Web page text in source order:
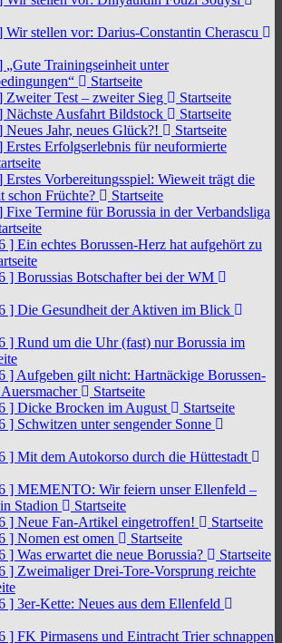
Wir stellen vor: Darius-Constantin Cherascu
„Gute Trainingseinheit unter
Startseite
Zweiter Test – zweiter Sieg
Startseite
Nächste Ausfahrt Bildstock
Startseite
Neues Jahr, neues Glück?!
Startseite
Erstes Erfolgserlebnis für neuformierte
Erstes Vorbereitungsspiel: Wieweit trägt die
schon Früchte?
Startseite
Fixe Termine für Borussia in der Verbandsliga
] Ein echtes Borussen-Herz hat aufgehört zu
] Borussias Botschafter bei der WM
] Die Gesundheit der Aktiven im Blick
] Rund um die Uhr (fast) nur Borussia im
] Aufgeben gilt nicht: Hartnäckige Borussen-
Startseite
] Dicke Brocken im August
Startseite
] Schwitzen unter sengender Sonne
] Mit dem Autokorso durch die Hüttestadt
] MEMENTO: Wir feiern unser Ellenfeld –
Stadion
Startseite
] Neue Fan-Artikel eingetroffen!
Startseite
] Nomen est omen
Startseite
] Was erwartet die neue Borussia?
Startseite
] Zweimaliger Drei-Tore-Vorsprung reichte
] 3er-Kette: Neues aus dem Ellenfeld
] FK Pirmasens und Eintracht Trier schnappen